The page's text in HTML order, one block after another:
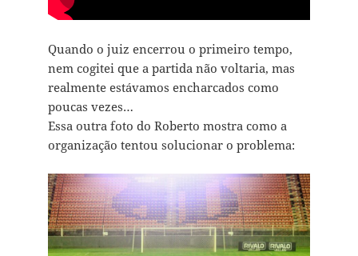
Quando o juiz encerrou o primeiro tempo,
nem cogitei que a partida não voltaria, mas
realmente estávamos encharcados como
poucas vezes…
Essa outra foto do Roberto mostra como a
organização tentou solucionar o problema: